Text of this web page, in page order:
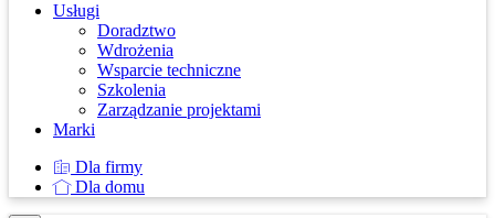
Usługi
Doradztwo
Wdrożenia
Wsparcie techniczne
Szkolenia
Zarządzanie projektami
Marki
Dla firmy
Dla domu